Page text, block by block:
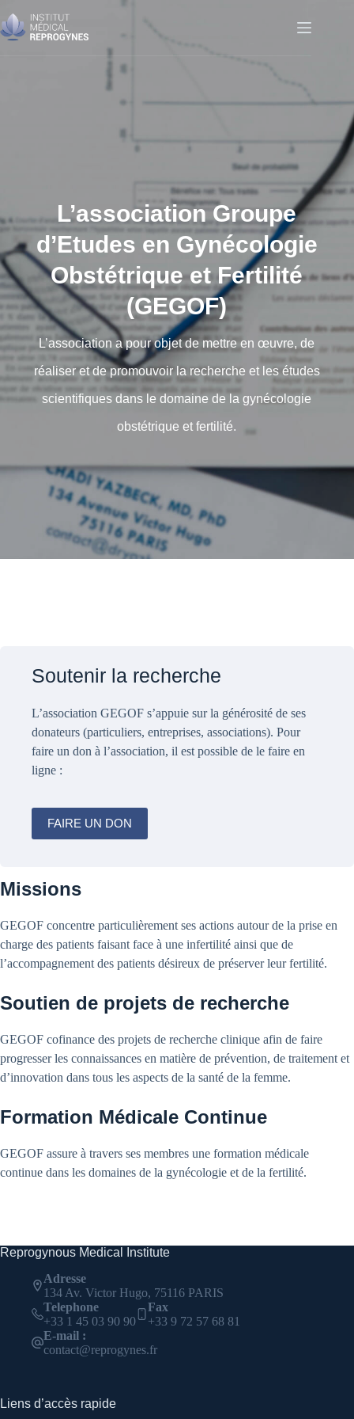
au
contenu
L’association Groupe
d’Etudes en Gynécologie
Obstétrique et Fertilité
(GEGOF)
L’association a pour objet de mettre en œuvre, de
réaliser et de promouvoir la recherche et les études
scientifiques dans le domaine de la gynécologie
obstétrique et fertilité.
Soutenir la recherche
L’association GEGOF s’appuie sur la générosité de ses
donateurs (particuliers, entreprises, associations). Pour
faire un don à l’association, il est possible de le faire en
ligne :
FAIRE UN DON
Missions
GEGOF concentre particulièrement ses actions autour de la prise en
charge des patients faisant face à une infertilité ainsi que de
l’accompagnement des patients désireux de préserver leur fertilité.
Soutien de projets de recherche
GEGOF cofinance des projets de recherche clinique afin de faire
progresser les connaissances en matière de prévention, de traitement et
d’innovation dans tous les aspects de la santé de la femme.
Formation Médicale Continue
GEGOF assure à travers ses membres une formation médicale
continue dans les domaines de la gynécologie et de la fertilité.
Reprogynous Medical Institute
Adresse
134 Av. Victor Hugo, 75116 PARIS
Telephone
+33 1 45 03 90 90
Fax
+33 9 72 57 68 81
E-mail :
contact@reprogynes.fr
Liens d’accès rapide